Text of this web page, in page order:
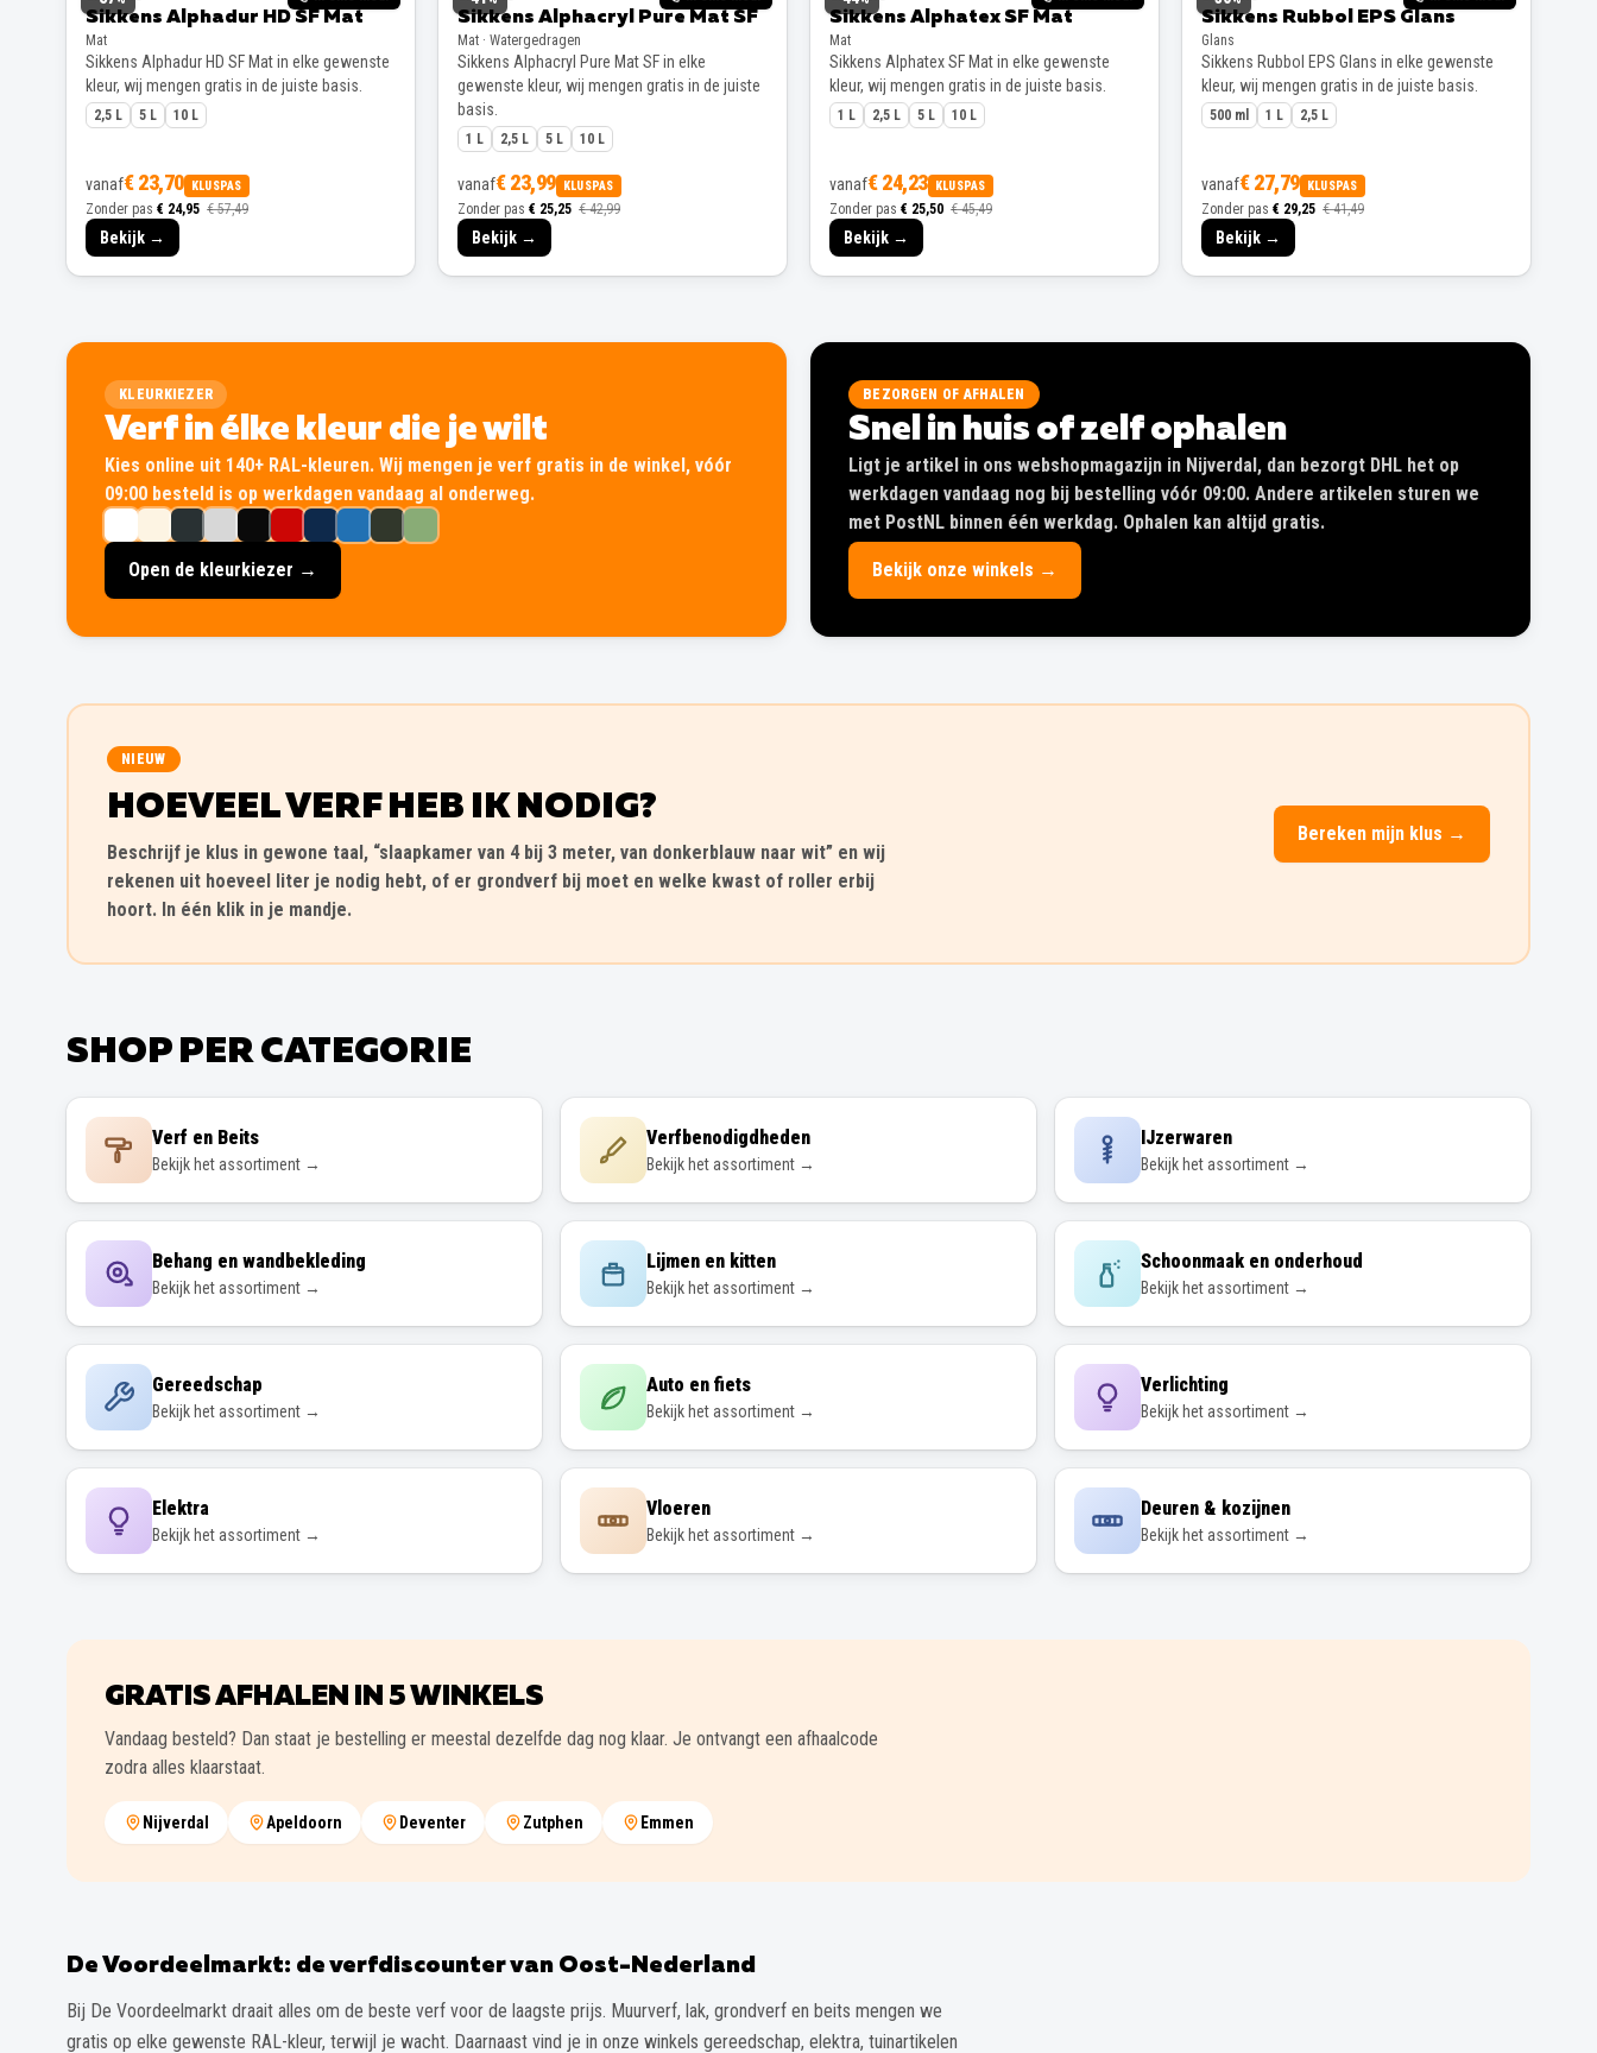
Sikkens Alphadur HD SF Mat
Mat
Sikkens Alphadur HD SF Mat in elke gewenste
kleur, wij mengen gratis in de juiste basis.
2,5 L 5 L 10 L
vanaf€ 23,70 KLUSPAS
Zonder pas € 24,95 € 57,49
Bekijk →
Sikkens Alphacryl Pure Mat SF
Mat · Watergedragen
Sikkens Alphacryl Pure Mat SF in elke
gewenste kleur, wij mengen gratis in de juiste
basis.
1 L 2,5 L 5 L 10 L
vanaf€ 23,99 KLUSPAS
Zonder pas € 25,25 € 42,99
Bekijk →
Sikkens Alphatex SF Mat
Mat
Sikkens Alphatex SF Mat in elke gewenste
kleur, wij mengen gratis in de juiste basis.
1 L 2,5 L 5 L 10 L
vanaf€ 24,23 KLUSPAS
Zonder pas € 25,50 € 45,49
Bekijk →
Sikkens Rubbol EPS Glans
Glans
Sikkens Rubbol EPS Glans in elke gewenste
kleur, wij mengen gratis in de juiste basis.
500 ml 1 L 2,5 L
vanaf€ 27,79 KLUSPAS
Zonder pas € 29,25 € 41,49
Bekijk →
KLEURKIEZER
Verf in élke kleur die je wilt
Kies online uit 140+ RAL-kleuren. Wij mengen je verf gratis in de winkel, vóór
09:00 besteld is op werkdagen vandaag al onderweg.
Open de kleurkiezer →
BEZORGEN OF AFHALEN
Snel in huis of zelf ophalen
Ligt je artikel in ons webshopmagazijn in Nijverdal, dan bezorgt DHL het op
werkdagen vandaag nog bij bestelling vóór 09:00. Andere artikelen sturen we
met PostNL binnen één werkdag. Ophalen kan altijd gratis.
Bekijk onze winkels →
NIEUW
HOEVEEL VERF HEB IK NODIG?
Beschrijf je klus in gewone taal, “slaapkamer van 4 bij 3 meter, van donkerblauw naar wit” en wij
rekenen uit hoeveel liter je nodig hebt, of er grondverf bij moet en welke kwast of roller erbij
hoort. In één klik in je mandje.
Bereken mijn klus →
SHOP PER CATEGORIE
Verf en Beits
Bekijk het assortiment →
Verfbenodigdheden
Bekijk het assortiment →
IJzerwaren
Bekijk het assortiment →
Behang en wandbekleding
Bekijk het assortiment →
Lijmen en kitten
Bekijk het assortiment →
Schoonmaak en onderhoud
Bekijk het assortiment →
Gereedschap
Bekijk het assortiment →
Auto en fiets
Bekijk het assortiment →
Verlichting
Bekijk het assortiment →
Elektra
Bekijk het assortiment →
Vloeren
Bekijk het assortiment →
Deuren & kozijnen
Bekijk het assortiment →
GRATIS AFHALEN IN 5WINKELS
Vandaag besteld? Dan staat je bestelling er meestal dezelfde dag nog klaar. Je ontvangt een afhaalcode
zodra alles klaarstaat.
Nijverdal Apeldoorn Deventer Zutphen Emmen
De Voordeelmarkt: de verfdiscounter van Oost-Nederland
Bij De Voordeelmarkt draait alles om de beste verf voor de laagste prijs. Muurverf, lak, grondverf en beits mengen we
gratis op elke gewenste RAL-kleur, terwijl je wacht. Daarnaast vind je in onze winkels gereedschap, elektra, tuinartikelen